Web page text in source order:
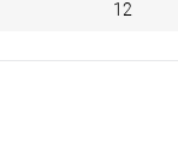
12